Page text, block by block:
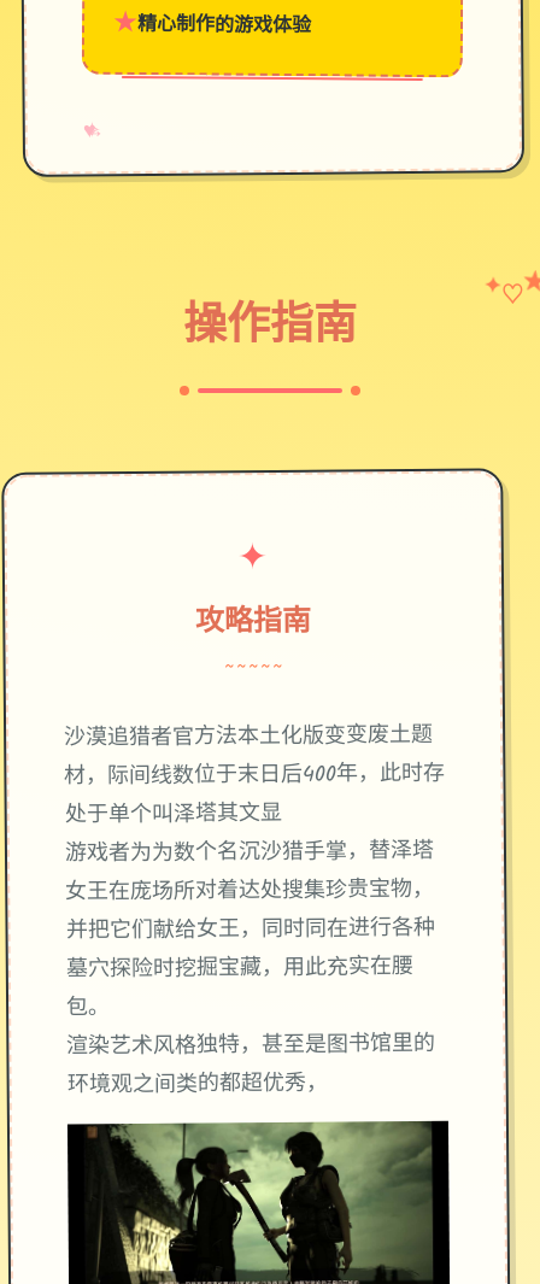
★精心制作的游戏体验
♥
✧
→
操作指南
✦♡
✦
攻略指南
~~~~~
沙漠追猎者官方法本土化版变变废土题
材，际间线数位于末日后400年，此时存
处于单个叫泽塔其文显
游戏者为为数个名沉沙猎手掌，替泽塔
女王在庞场所对着达处搜集珍贵宝物，
并把它们献给女王，同时同在进行各种
墓穴探险时挖掘宝藏，用此充实在腰
包。
渲染艺术风格独特，甚至是图书馆里的
环境观之间类的都超优秀，